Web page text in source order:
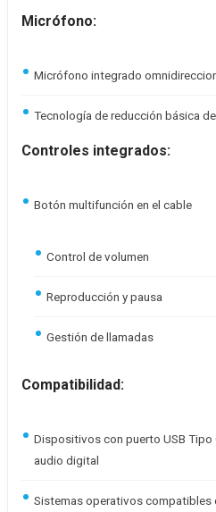
Micrófono:
Micrófono integrado
Tecnología de reducción básica
Controles integrados:
Botón multifunción en el cable
Control de volumen
Reproducción y pausa
Gestión de llamadas
Compatibilidad:
Dispositivos con puerto USB
audio digital
Sistemas operativos compatibles